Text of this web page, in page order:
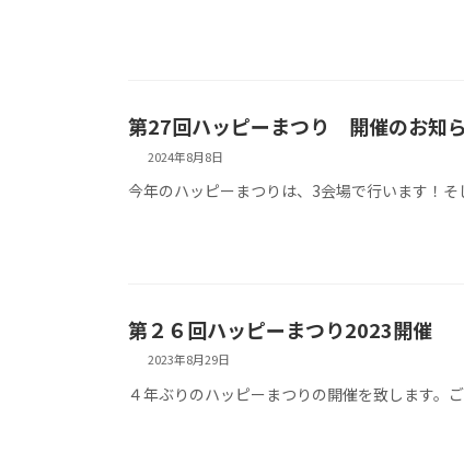
第27回ハッピーまつり 開催のお知
2024年8月8日
今年のハッピーまつりは、3会場で行います！
第２６回ハッピーまつり2023開催
2023年8月29日
４年ぶりのハッピーまつりの開催を致します。